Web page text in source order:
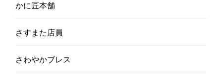
かに匠本舗
さすまた店員
さわやかブレス